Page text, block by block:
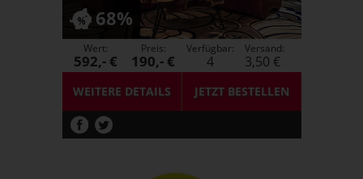
68%
WEITERE DETAILS JETZTBESTELLEN
Wert:
592,- €
Preis:
190,- €
Verfügbar:
4
Versand:
3,50 €